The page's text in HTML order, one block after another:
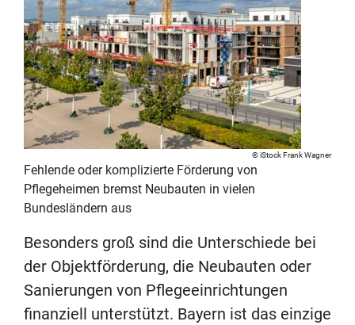
iStock Frank Wagner
Fehlende oder komplizierte Förderung von
Pflegeheimen bremst Neubauten in vielen
Bundesländern aus
Besonders groß sind die Unterschiede bei
der Objektförderung, die Neubauten oder
Sanierungen von Pflegeeinrichtungen
finanziell unterstützt. Bayern ist das einzige